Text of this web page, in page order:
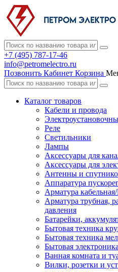
+7 (495) 787-17-46
info@petromelectro.ru
Позвонить Кабинет Корзина
Каталог товаров
Кабели и провода
Реле
Светильники
Лампы
Аксессуары для
Аксессуары для
Антенны и
Аппаратура
Арматура
Арматура трубная,
давления
Батарейки,
Бытовая техника
Бытовая техника
Бытовая электроника
Ванная комната и
Вилки, розетки и